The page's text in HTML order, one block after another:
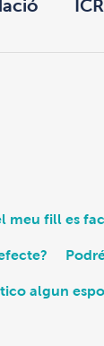
meu fill es
algun